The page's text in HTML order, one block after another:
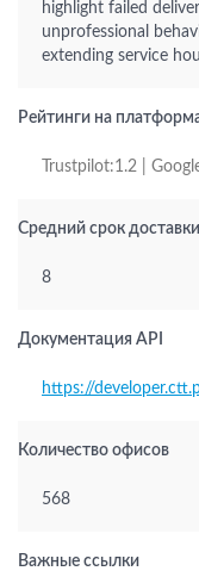
highlight failed
unprofessional
extending service
Рейтинги на
Trustpilot:1.2 |
Средний срок
8
Документация API
https://
Количество офисов
568
Важные ссылки